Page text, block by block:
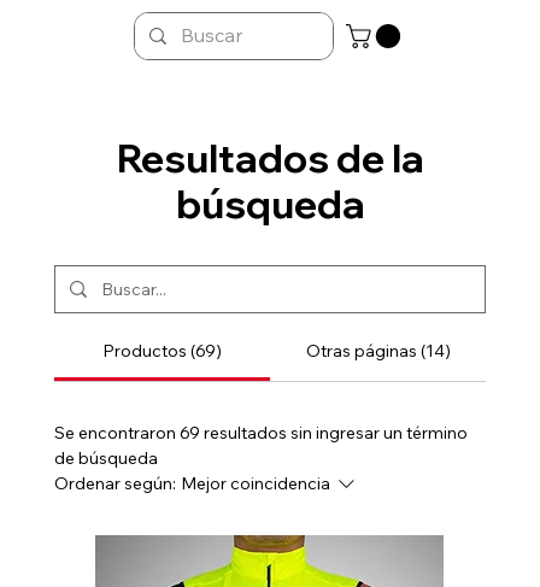
Productos (69) Otras páginas (14)
Se encontraron 69 resultados sin ingresar un término
de búsqueda
Ordenar según: Mejor coincidencia
Resultados de la
búsqueda